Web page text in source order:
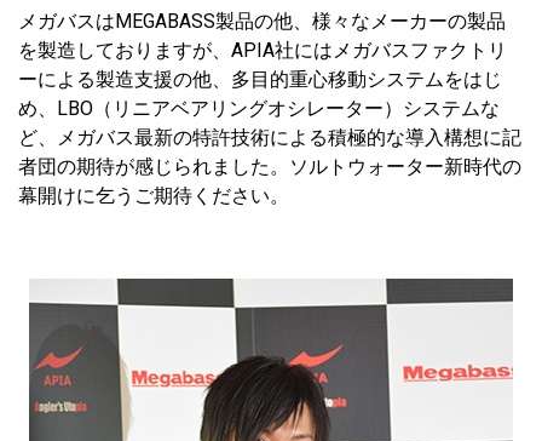
メガバスはMEGABASS製品の他、様々なメーカーの製品
を製造しておりますが、APIA社にはメガバスファクトリ
ーによる製造支援の他、多目的重心移動システムをはじ
め、LBO（リニアベアリングオシレーター）システムな
ど、メガバス最新の特許技術による積極的な導入構想に記
者団の期待が感じられました。ソルトウォーター新時代の
幕開けに乞うご期待ください。